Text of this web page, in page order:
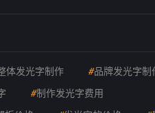
体发光字制作 #品牌发光字制
#制作发光字费用